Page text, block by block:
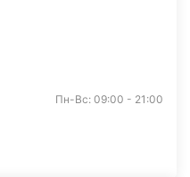
Пн-Вс: 09:00 - 21:00